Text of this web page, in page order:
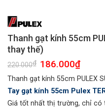
Thanh gạt kính 55cm
thay thế)
220.000₫ Giá
gốc
là:
220.000₫.
186.000₫Giá
tại
là:
Thanh gạt kính 55cm PULEX
Tay gạt kính 55cm Pulex
Giá tốt nhất thị trường, chỉ có